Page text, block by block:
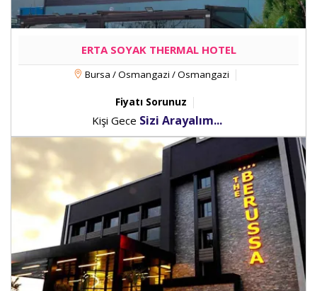
ERTA SOYAK THERMAL HOTEL
Bursa / Osmangazi / Osmangazi
Fiyatı Sorunuz
Kişi Gece Sizi Arayalım...